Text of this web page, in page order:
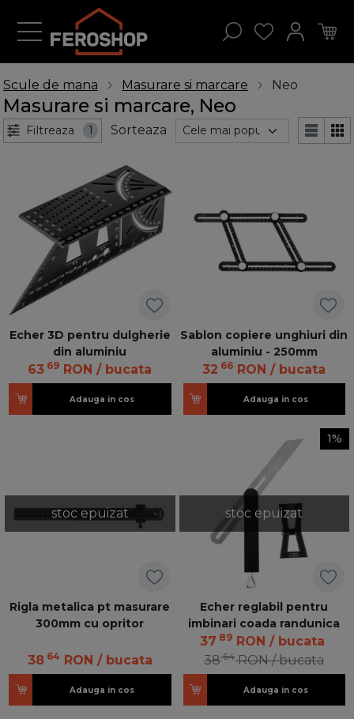
Scule de mana Masurare si marcare Neo
Masurare si marcare, Neo
Filtreaza 1 Sorteaza
Echer 3D pentru dulgherie
din aluminiu
63 69 RON / bucata
Adauga in cos
Sablon copiere unghiuri din
aluminiu - 250mm
32 66 RON / bucata
Adauga in cos
stoc epuizat
Rigla metalica pt masurare
300mm cu opritor
38 64 RON / bucata
Adauga in cos
stoc epuizat
1%
Echer reglabil pentru
imbinari coada randunica
37 89 RON / bucata
3864 RON / bucata
Adauga in cos